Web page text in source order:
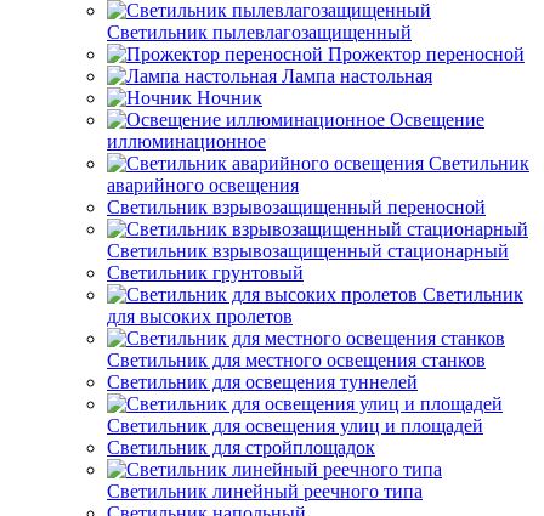
Светильник пылевлагозащищенный
Прожектор переносной
Лампа настольная
Ночник
Освещение
иллюминационное
Светильник
аварийного освещения
Светильник взрывозащищенный переносной
Светильник взрывозащищенный стационарный
Светильник грунтовый
Светильник
для высоких пролетов
Светильник для местного освещения станков
Светильник для освещения туннелей
Светильник для освещения улиц и площадей
Светильник для стройплощадок
Светильник линейный реечного типа